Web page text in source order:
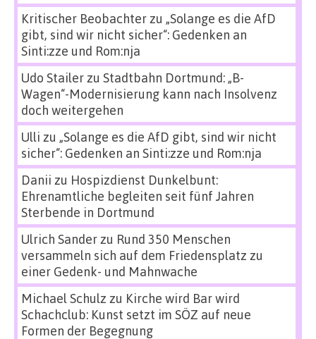
Kritischer Beobachterzu „Solange es die AfD
gibt, sind wir nicht sicher“: Gedenken an
Sinti:zze und Rom:nja
Udo Stailerzu Stadtbahn Dortmund: „B-
Wagen“-Modernisierung kann nach Insolvenz
doch weitergehen
Ulli zu „Solange es die AfD gibt, sind wir nicht
sicher“: Gedenken an Sinti:zze und Rom:nja
Danii zu Hospizdienst Dunkelbunt:
Ehrenamtliche begleiten seit fünf Jahren
Sterbende in Dortmund
Ulrich Sanderzu Rund 350 Menschen
versammeln sich auf dem Friedensplatz zu
einer Gedenk- und Mahnwache
Michael Schulz zu Kirche wird Bar wird
Schachclub: Kunst setzt im SÖZ auf neue
Formen der Begegnung